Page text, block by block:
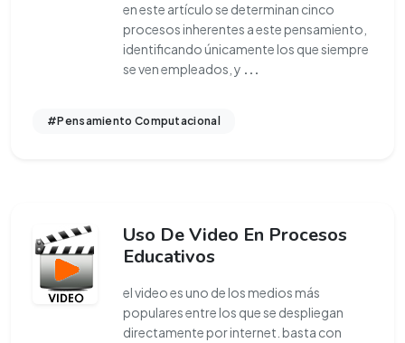
en este artículo se determinan cinco
procesos inherentes a este pensamiento,
identificando únicamente los que siempre
se ven empleados, y ...
#Pensamiento Computacional
Uso De Video En Procesos
Educativos
el video es uno de los medios más
populares entre los que se despliegan
directamente por internet. basta con